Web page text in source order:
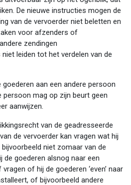
De nieuwe instructies mogen de
van de vervoerder niet beletten en
voor afzenders of
zendingen
leiden tot het verdelen van de
aan een andere persoon
persoon mag op zijn beurt geen
aanwijzen.
van de geadresseerde
de vervoerder kan vragen wat hij
niet zomaar van de
de goederen alsnog naar een
of hij de goederen ‘even’ naar
of bijvoorbeeld andere